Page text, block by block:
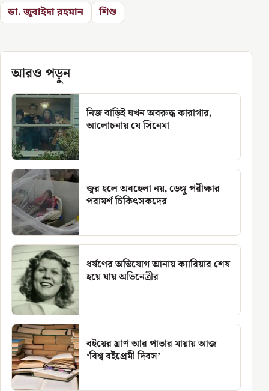
ডা. জুবাইদা রহমান শিশু
আরও পড়ুন
নিজ বাড়িই যখন অবরুদ্ধ কারাগার,
আলোচনায় যে সিনেমা
জ্বর হলে অবহেলা নয়, ডেঙ্গু পরীক্ষার
পরামর্শ চিকিৎসকদের
ধর্ষণের অভিযোগ আনায় ক্যারিয়ার শেষ
হয়ে যায় অভিনেত্রীর
বইয়ের ঘ্রাণ আর পাতার মায়ায় আজ
‘বিশ্ব বইপ্রেমী দিবস’